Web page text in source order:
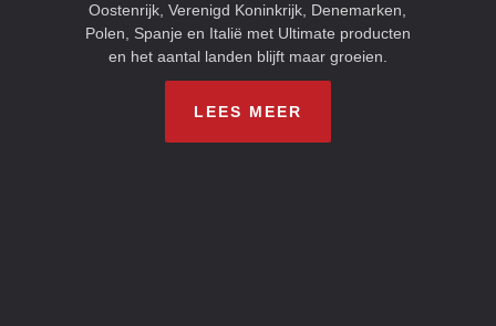
Oostenrijk, Verenigd Koninkrijk, Denemarken,
Polen, Spanje en Italië met Ultimate producten
en het aantal landen blijft maar groeien.
LEES MEER